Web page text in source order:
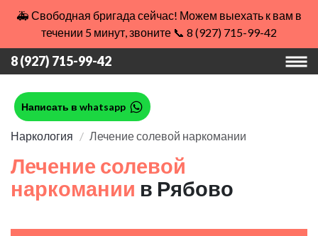
🚑 Свободная бригада сейчас! Можем выехать к вам в
течении 5 минут, звоните 📞 8 (927) 715-99-42
8 (927) 715-99-42
Написать в whatsapp
Наркология Лечение солевой наркомании
Лечение солевой
наркомании в Рябово